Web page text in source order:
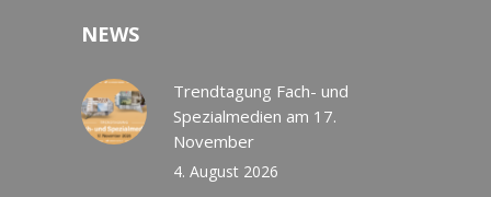
NEWS
Trendtagung Fach- und
Spezialmedien am 17.
November
4. August 2026